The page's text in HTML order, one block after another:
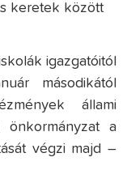
keretek között
igazgatóitól
másodikától
állami
a
végzi majd –